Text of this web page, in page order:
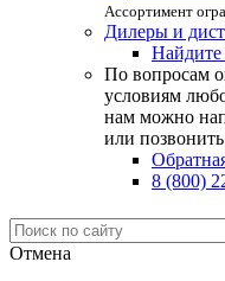
Ассортимент
Дилеры и
Найдите
По вопросам
условиям
нам можно
или
8 (800)
Отмена